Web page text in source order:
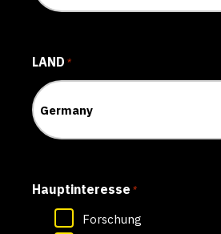
LAND *
Hauptinteresse *
Forschung